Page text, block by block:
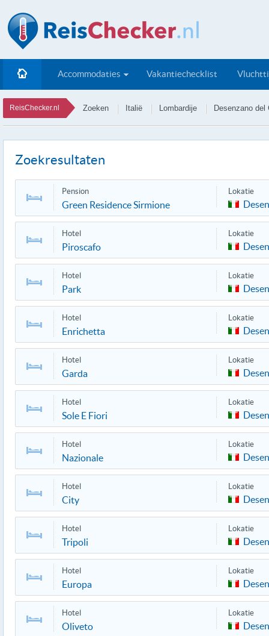
Accommodaties Vakantiechecklist
ReisChecker.nl Zoeken Italië Lombardije Desenzano del
Zoekresultaten
Pension
Green Residence Sirmione
Lokatie
Hotel
Piroscafo
Lokatie
Hotel
Park
Lokatie
Hotel
Enrichetta
Lokatie
Hotel
Garda
Lokatie
Hotel
Sole E Fiori
Lokatie
Hotel
Nazionale
Lokatie
Hotel
City
Lokatie
Hotel
Tripoli
Lokatie
Hotel
Europa
Lokatie
Hotel
Oliveto
Lokatie